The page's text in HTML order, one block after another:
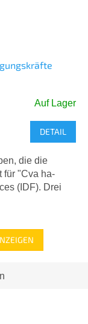
Auf Lager
DETAIL
für "Cva ha-
(IDF). Drei